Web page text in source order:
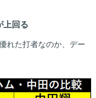
上回る
れた打者なのか、デー